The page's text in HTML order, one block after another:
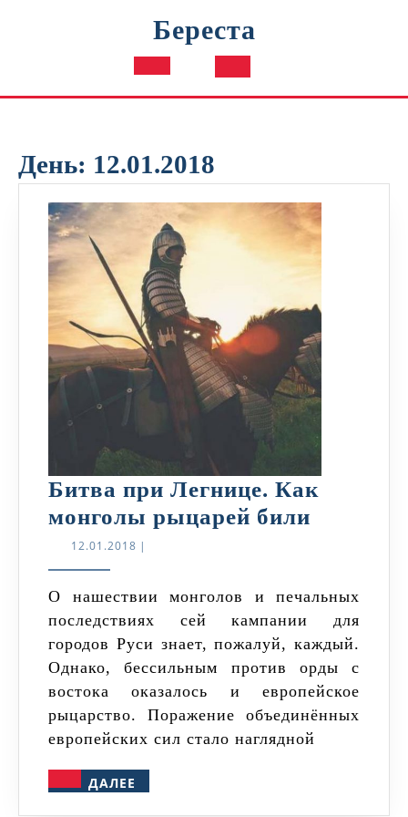
Береста
Кнопка
День: 12.01.2018
Битва при Легнице. Как
монголы рыцарей били
Как
монголы
рыцарей
били
12.01.2018 12.01.2018
|
О нашествии монголов и печальных
последствиях сей кампании для
городов Руси знает, пожалуй, каждый.
Однако, бессильным против орды с
востока оказалось и европейское
рыцарство. Поражение объединённых
европейских сил стало наглядной
ДАЛЕЕ